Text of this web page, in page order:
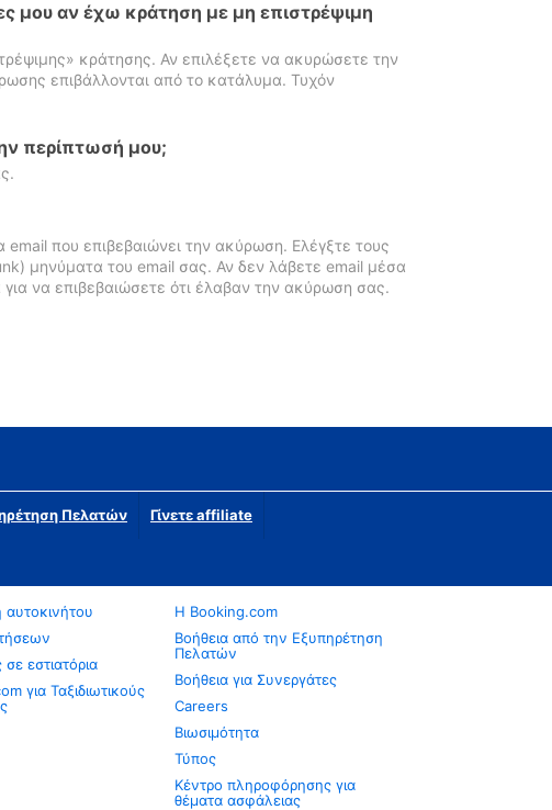
μου αν έχω κράτηση με μη επιστρέψιμη
κράτησης. Αν επιλέξετε να ακυρώσετε την
επιβάλλονται από το κατάλυμα. Τυχόν
περίπτωσή μου;
που επιβεβαιώνει την ακύρωση. Ελέγξτε τους
μηνύματα του email σας. Αν δεν λάβετε email μέσα
να επιβεβαιώσετε ότι έλαβαν την ακύρωση σας.
Πελατών Γίνετε affiliate
αυτοκινήτου
σε εστιατόρια
για Ταξιδιωτικούς
Η Booking.com
Βοήθεια από την Εξυπηρέτηση
Πελατών
Βοήθεια για Συνεργάτες
Careers
Βιωσιμότητα
Τύπος
Κέντρο πληροφόρησης για
θέματα ασφάλειας